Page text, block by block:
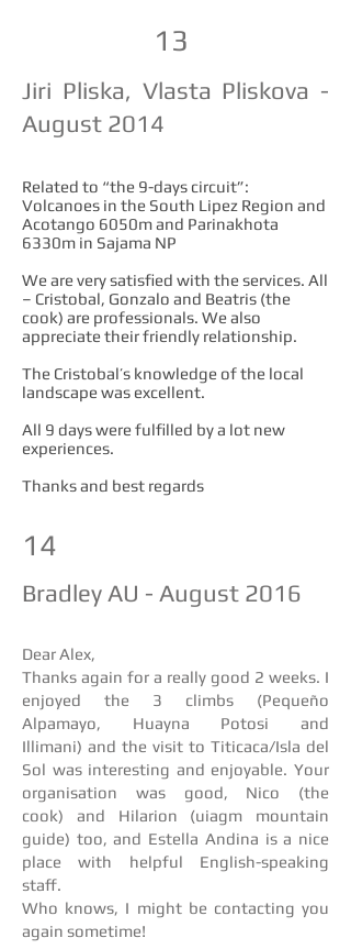
13
Jiri Pliska, Vlasta Pliskova -
August 2014
Related to “the 9-days circuit”:
Volcanoes in the South Lipez Region and
Acotango 6050m and Parinakhota
6330m in Sajama NP
We are very satisfied with the services. All
– Cristobal, Gonzalo and Beatris (the
cook) are professionals. We also
appreciate their friendly relationship.
The Cristobal’s knowledge of the local
landscape was excellent.
All 9 days were fulfilled by a lot new
experiences.
Thanks and best regards
14
Bradley AU - August 2016
Dear Alex,
Thanks again for a really good 2 weeks. I
enjoyed the 3 climbs (Pequeño
Alpamayo, Huayna Potosi and
Illimani) and the visit to Titicaca/Isla del
Sol was interesting and enjoyable. Your
organisation was good, Nico (the
cook) and Hilarion (uiagm mountain
guide) too, and Estella Andina is a nice
place with helpful English-speaking
staff.
Who knows, I might be contacting you
again sometime!